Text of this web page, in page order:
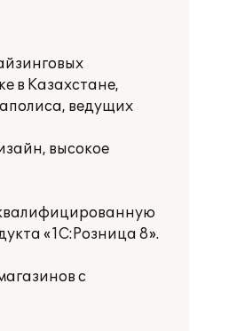
в Казахстане,
ведущих
высокое
«1С:Розница 8».
с